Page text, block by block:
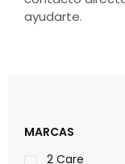
ayudarte.
MARCAS
2 Care